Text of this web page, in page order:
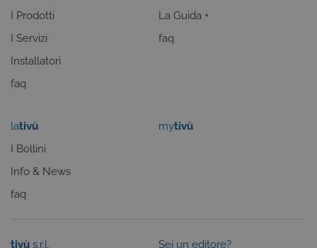
I Prodotti
I Servizi
Installatori
faq
La Guida +
faq
lativù
I Bollini
Info & News
faq
mytivù
tivù s.r.l.
Sei un editore?
COOKIE DI PROFILAZIONE
funzionamento del nostro sito e non possono
Inoltre, ti permetteranno di navigare sul sito